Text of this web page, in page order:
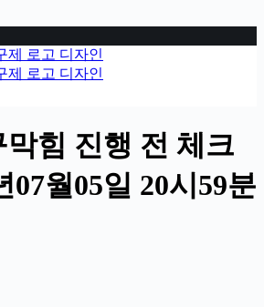
힘 진행 전 체크
07월05일 20시59분